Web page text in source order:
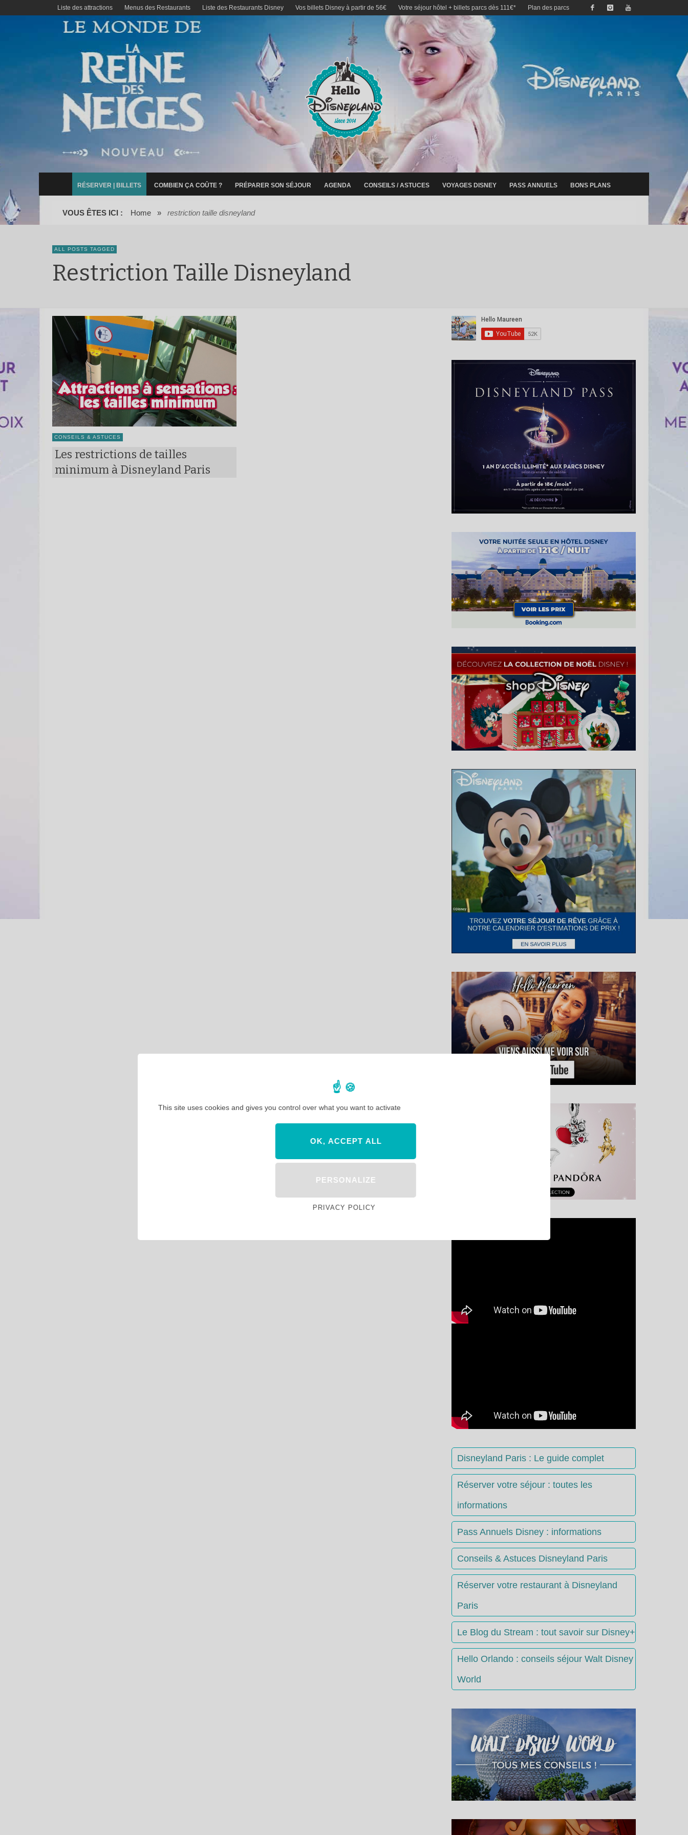
Liste des attractions Menus des Restaurants Liste des Restaurants Disney Vos billets Disney à partir de 56€ Votre séjour hôtel + billets parcs dès 111€* Plan des parcs
RÉSERVER | BILLETS COMBIEN ÇA COÛTE ? PRÉPARER SON SÉJOUR AGENDA CONSEILS / ASTUCES VOYAGES DISNEY PASS ANNUELS BONS PLANS
VOUS ÊTES ICI : Home » restriction taille disneyland
ALL POSTS TAGGED
Restriction Taille Disneyland
CONSEILS & ASTUCES
Les restrictions de tailles
minimum à Disneyland Paris
Disneyland Paris : Le guide complet
Réserver votre séjour : toutes les
informations
Pass Annuels Disney : informations
Conseils & Astuces Disneyland Paris
Réserver votre restaurant à Disneyland
Paris
Le Blog du Stream : tout savoir sur Disney+
Hello Orlando : conseils séjour Walt Disney
World
This site uses cookies and gives you control over what you want to activate
OK, ACCEPT ALL
PERSONALIZE
PRIVACY POLICY